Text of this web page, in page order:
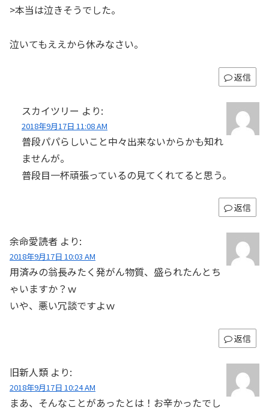
>本当は泣きそうでした。
泣いてもええから休みなさい。
返信
スカイツリー より:
2018年9月17日 11:08 AM
普段パパらしいこと中々出来ないからかも知れ
ませんが。
普段目一杯頑張っているの見てくれてると思う。
返信
余命愛読者 より:
2018年9月17日 10:03 AM
用済みの翁長みたく発がん物質、盛られたんとち
ゃいますか？ｗ
いや、悪い冗談ですよｗ
返信
旧新人類 より:
2018年9月17日 10:24 AM
まあ、そんなことがあったとは！お辛かったでし